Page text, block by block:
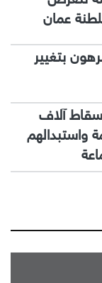
عمان
بتغيير
آلاف
واستبدالهم